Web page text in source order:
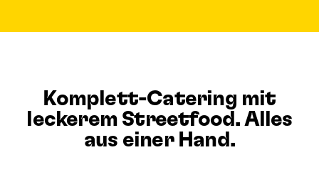
Komplett-Catering mit
leckerem Streetfood. Alles
aus einer Hand.